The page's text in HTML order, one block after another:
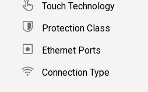
Touch Technology
Protection Class
Ethernet Ports
Connection Type